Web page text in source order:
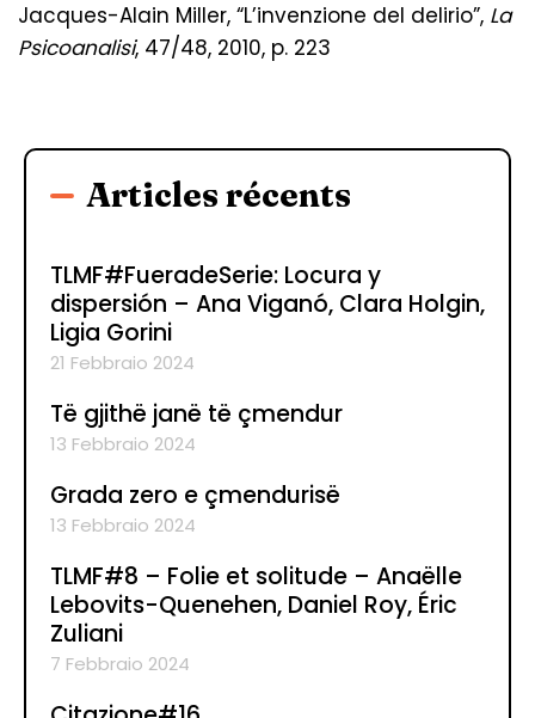
Jacques-Alain Miller, “L’invenzione del delirio”, La
Psicoanalisi, 47/48, 2010, p. 223
Articles récents
TLMF#FueradeSerie: Locura y
dispersión – Ana Viganó, Clara Holgin,
Ligia Gorini
21 Febbraio 2024
Të gjithë janë të çmendur
13 Febbraio 2024
Grada zero e çmendurisë
13 Febbraio 2024
TLMF#8 – Folie et solitude – Anaëlle
Lebovits-Quenehen, Daniel Roy, Éric
Zuliani
7 Febbraio 2024